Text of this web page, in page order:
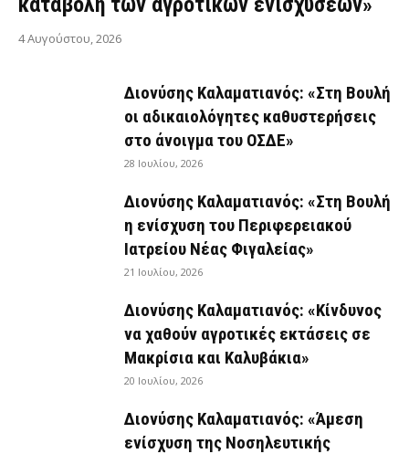
4 Αυγούστου, 2026
Διονύσης Καλαματιανός: «Στη Βουλή
οι αδικαιολόγητες καθυστερήσεις
στο άνοιγμα του ΟΣΔΕ»
28 Ιουλίου, 2026
Διονύσης Καλαματιανός: «Στη Βουλή
η ενίσχυση του Περιφερειακού
Ιατρείου Νέας Φιγαλείας»
21 Ιουλίου, 2026
Διονύσης Καλαματιανός: «Κίνδυνος
να χαθούν αγροτικές εκτάσεις σε
Μακρίσια και Καλυβάκια»
20 Ιουλίου, 2026
Διονύσης Καλαματιανός: «Άμεση
ενίσχυση της Νοσηλευτικής